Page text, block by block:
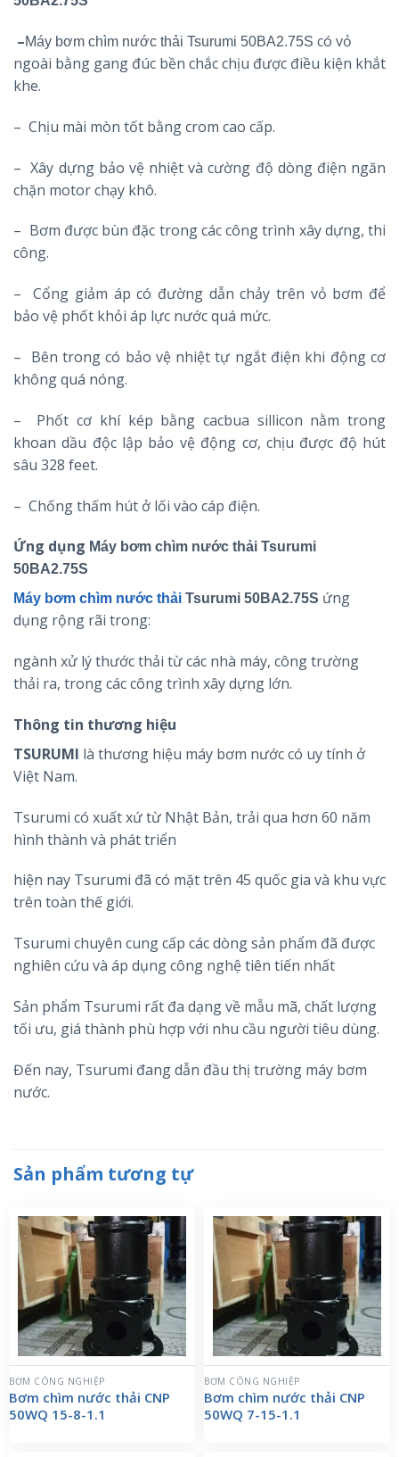
–Máy bơm chìm nước thải Tsurumi 50BA2.75S có vỏ
ngoài bằng gang đúc bền chắc chịu được điều kiện khắt
khe.
– Chịu mài mòn tốt bằng crom cao cấp.
– Xây dựng bảo vệ nhiệt và cường độ dòng điện ngăn
chặn motor chạy khô.
– Bơm được bùn đặc trong các công trình xây dựng, thi
công.
– Cổng giảm áp có đường dẫn chảy trên vỏ bơm để
bảo vệ phốt khỏi áp lực nước quá mức.
– Bên trong có bảo vệ nhiệt tự ngắt điện khi động cơ
không quá nóng.
– Phốt cơ khí kép bằng cacbua sillicon nằm trong
khoan dầu độc lập bảo vệ động cơ, chịu được độ hút
sâu 328 feet.
– Chống thấm hút ở lối vào cáp điện.
Ứng dụng Máy bơm chìm nước thải Tsurumi
50BA2.75S
Máy bơm chìm nước thải Tsurumi 50BA2.75S ứng
dụng rộng rãi trong:
ngành xử lý thước thải từ các nhà máy, công trường
thải ra, trong các công trình xây dựng lớn.
Thông tin thương hiệu
TSURUMI là thương hiệu máy bơm nước có uy tính ở
Việt Nam.
Tsurumi có xuất xứ từ Nhật Bản, trải qua hơn 60 năm
hình thành và phát triển
hiện nay Tsurumi đã có mặt trên 45 quốc gia và khu vực
trên toàn thế giới.
Tsurumi chuyên cung cấp các dòng sản phẩm đã được
nghiên cứu và áp dụng công nghệ tiên tiến nhất
Sản phẩm Tsurumi rất đa dạng về mẫu mã, chất lượng
tối ưu, giá thành phù hợp với nhu cầu người tiêu dùng.
Đến nay, Tsurumi đang dẫn đầu thị trường máy bơm
nước.
Sản phẩm tương tự
BƠM CÔNG NGHIỆP
Bơm chìm nước thải CNP
50WQ 15-8-1.1
BƠM CÔNG NGHIỆP
Bơm chìm nước thải CNP
50WQ 7-15-1.1